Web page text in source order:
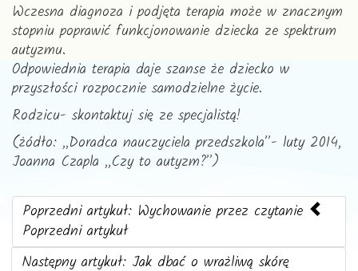
Wczesna diagnoza i podjęta terapia może w znacznym
stopniu poprawić funkcjonowanie dziecka ze spektrum
autyzmu.
Odpowiednia terapia daje szanse że dziecko w
przyszłości rozpocznie samodzielne życie.
Rodzicu- skontaktuj się ze specjalistą!
(żódło: ,,Doradca nauczyciela przedszkola”- luty 2014,
Joanna Czapla ,,Czy to autyzm?”)
Poprzedni artykuł: Wychowanie przez czytanie
Poprzedni artykuł
Następny artykuł: Jak dbać o wrażliwą skórę